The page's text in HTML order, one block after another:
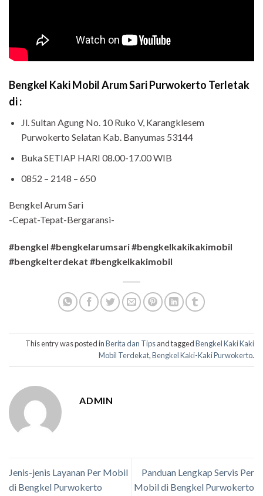
Bengkel Kaki Mobil Arum Sari Purwokerto Terletak
di :
Jl. Sultan Agung No. 10 Ruko V, Karangklesem
Purwokerto Selatan Kab. Banyumas 53144
Buka SETIAP HARI 08.00-17.00 WIB
0852 – 2148 – 650
Bengkel Arum Sari
-Cepat-Tepat-Bergaransi-
#bengkel #bengkelarumsari #bengkelkakikakimobil
#bengkelterdekat #bengkelkakimobil
This entry was posted inBerita dan Tipsand taggedBengkel Kaki Kaki
Mobil Terdekat,Bengkel Kaki-Kaki Purwokerto.
ADMIN
Jenis-jenis Layanan Per Mobil
di Bengkel Purwokerto
Panduan Lengkap Servis Per
Mobil di Bengkel Purwokerto